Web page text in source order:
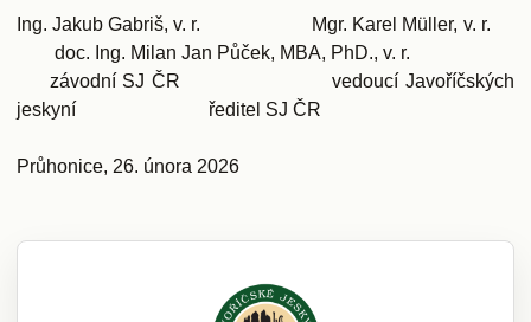
Ing. Jakub Gabriš, v. r. Mgr. Karel Müller, v. r.
doc. Ing. Milan Jan Půček, MBA, PhD., v. r.
závodní SJ ČR vedoucí Javoříčských
jeskyní ředitel SJ ČR
Průhonice, 26. února 2026